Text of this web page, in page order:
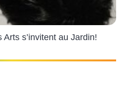
s’invitent au Jardin!